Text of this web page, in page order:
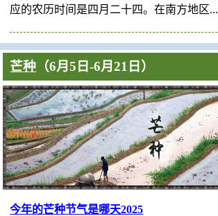
应的农历时间是四月二十四。在南方地区...
芒种 （6月5日-6月21日）
今年的芒种节气是哪天2025